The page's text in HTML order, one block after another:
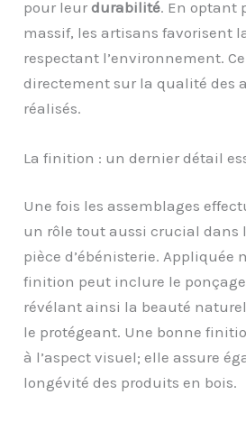
pour leurdurabilité. En optant
massif, les artisans favorisent
respectant l’environnement.
directement sur la qualité des
réalisés.
La finition : un dernier détail
Une fois les assemblages
un rôle tout aussi crucial dans
pièce d’ébénisterie. Appliquée
finition peut inclure le
révélant ainsi la beauté
le protégeant. Une bonne
à l’aspect visuel; elle assure
longévité des produits en bois.